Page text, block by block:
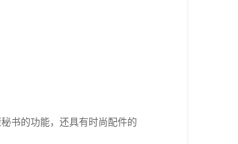
书的功能，还具有时尚配件的